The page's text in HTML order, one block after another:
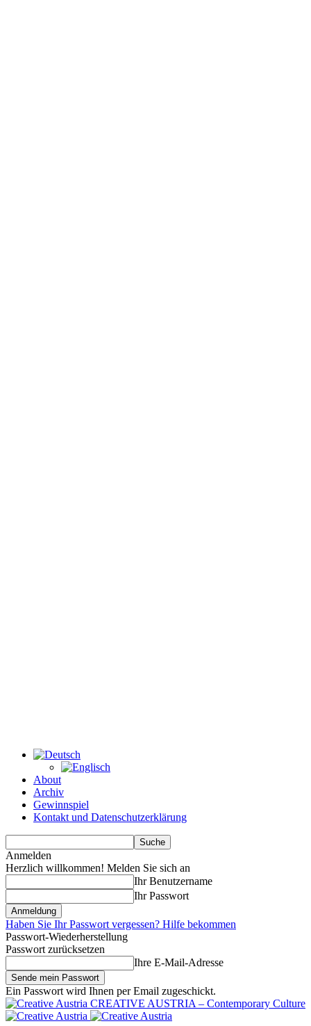
About
Archiv
Gewinnspiel
Kontakt und Datenschutzerklärung
Anmelden
Herzlich willkommen! Melden Sie sich an
Ihr Benutzername
Ihr Passwort
Haben Sie Ihr Passwort vergessen? Hilfe bekommen
Passwort-Wiederherstellung
Passwort zurücksetzen
Ihre E-Mail-Adresse
Ein Passwort wird Ihnen per Email zugeschickt.
CREATIVE AUSTRIA – Contemporary Culture